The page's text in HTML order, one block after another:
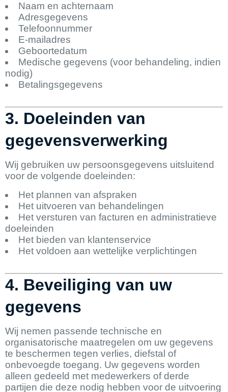
Naam en achternaam
Adresgegevens
Telefoonnummer
E-mailadres
Geboortedatum
Medische gegevens (voor behandeling, indien
nodig)
Betalingsgegevens
3. Doeleinden van
gegevensverwerking
Wij gebruiken uw persoonsgegevens uitsluitend
voor de volgende doeleinden:
Het plannen van afspraken
Het uitvoeren van behandelingen
Het versturen van facturen en administratieve
doeleinden
Het bieden van klantenservice
Het voldoen aan wettelijke verplichtingen
4. Beveiliging van uw
gegevens
Wij nemen passende technische en
organisatorische maatregelen om uw gegevens
te beschermen tegen verlies, diefstal of
onbevoegde toegang. Uw gegevens worden
alleen gedeeld met medewerkers of derde
partijen die deze nodig hebben voor de uitvoering